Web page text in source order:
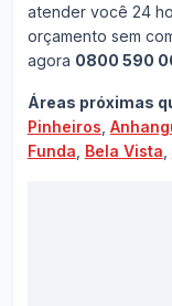
atender você 24
orçamento sem
agora 0800 590
Áreas próximas
Pinheiros
Funda Bela Vista